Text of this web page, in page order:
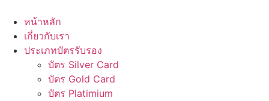
content
หน้าหลัก
เกี่ยวกับเรา
ประเภทบัตรรับรอง
บัตร Silver Card
บัตร Gold Card
บัตร Platimium